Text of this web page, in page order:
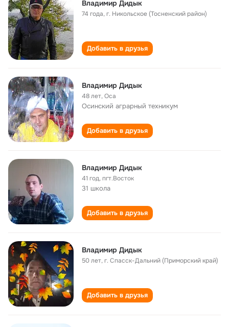
Владимир Дидык
74 года,г. Никольское (Тосненский район)
Добавить в друзья
Владимир Дидык
48 лет,Оса
Осинский аграрный техникум
Добавить в друзья
Владимир Дидык
41 год,пгт.Восток
31 школа
Добавить в друзья
Владимир Дидык
50 лет,г. Спасск-Дальний (Приморский край)
Добавить в друзья